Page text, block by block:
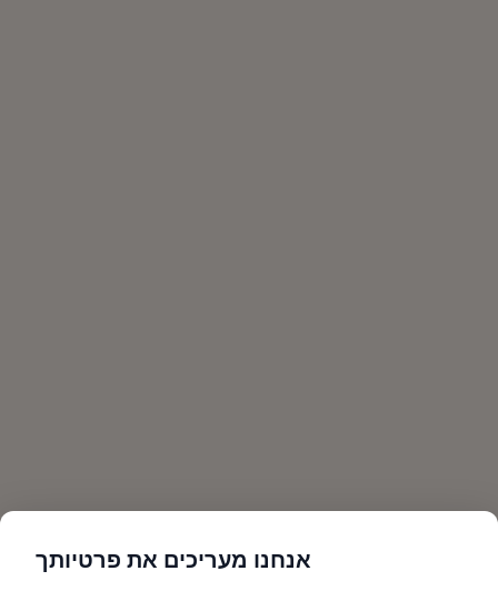
אנחנו מעריכים את פרטיותך